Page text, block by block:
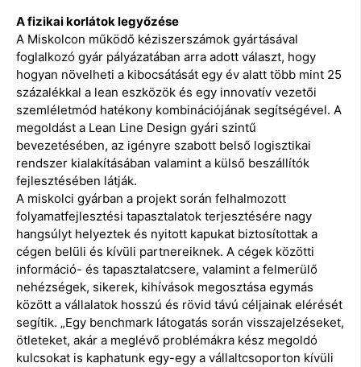
A fizikai korlátok legyőzése
A Miskolcon működő kéziszerszámok gyártásával
foglalkozó gyár pályázatában arra adott választ, hogy
hogyan növelheti a kibocsátását egy év alatt több mint 25
százalékkal a lean eszközök és egy innovatív vezetői
szemléletmód hatékony kombinációjának segítségével. A
megoldást a Lean Line Design gyári szintű
bevezetésében, az igényre szabott belső logisztikai
rendszer kialakításában valamint a külső beszállítók
fejlesztésében látják.
A miskolci gyárban a projekt során felhalmozott
folyamatfejlesztési tapasztalatok terjesztésére nagy
hangsúlyt helyeztek és nyitott kapukat biztosítottak a
cégen belüli és kívüli partnereiknek. A cégek közötti
információ- és tapasztalatcsere, valamint a felmerülő
nehézségek, sikerek, kihívások megosztása egymás
között a vállalatok hosszú és rövid távú céljainak elérését
segítik. „Egy benchmark látogatás során visszajelzéseket,
ötleteket, akár a meglévő problémákra kész megoldó
kulcsokat is kaphatunk egy-egy a vállaltcsoporton kívüli